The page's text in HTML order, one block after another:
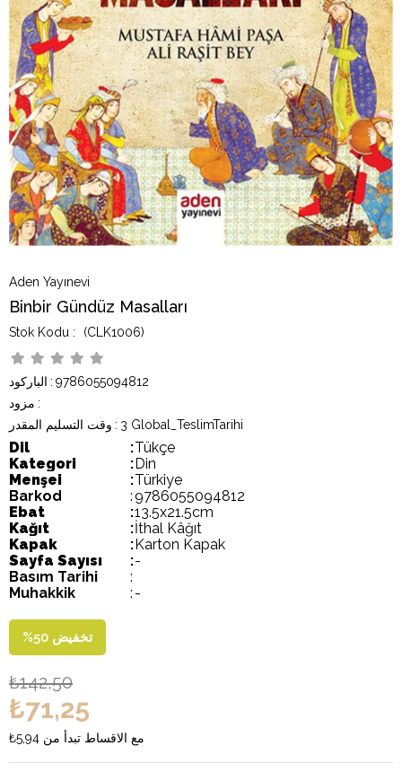
Aden Yayınevi
Binbir Gündüz Masalları
(CLK1006)
الباركود : 9786055094812
مزود :
وقت التسليم المقدر : 3 Global_TeslimTarihi
Dil :Tükçe
Kategori
:Din
Menşei
:Türkiye
Barkod
:9786055094812
Ebat
:13.5x21.5cm
Kağıt
:İthal Kâğıt
Kapak
:Karton Kapak
Sayfa Sayısı
:-
Basım Tarihi
:
Muhakkik
: -
%50 تخفيض
₺142,50
₺71,25
₺5,94 مع الاقساط تبدأ من